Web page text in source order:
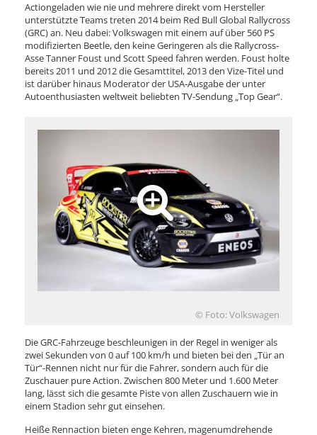
Actiongeladen wie nie und mehrere direkt vom Hersteller
unterstützte Teams treten 2014 beim Red Bull Global Rallycross
(GRC) an. Neu dabei: Volkswagen mit einem auf über 560 PS
modifizierten Beetle, den keine Geringeren als die Rallycross-
Asse Tanner Foust und Scott Speed fahren werden. Foust holte
bereits 2011 und 2012 die Gesamttitel, 2013 den Vize-Titel und
ist darüber hinaus Moderator der USA-Ausgabe der unter
Autoenthusiasten weltweit beliebten TV-Sendung „Top Gear“.
© Foto: Volkswagen
Die GRC-Fahrzeuge beschleunigen in der Regel in weniger als
zwei Sekunden von 0 auf 100 km/h und bieten bei den „Tür an
Tür“-Rennen nicht nur für die Fahrer, sondern auch für die
Zuschauer pure Action. Zwischen 800 Meter und 1.600 Meter
lang, lässt sich die gesamte Piste von allen Zuschauern wie in
einem Stadion sehr gut einsehen.
Heiße Rennaction bieten enge Kehren, magenumdrehende